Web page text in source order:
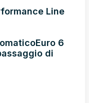
Line
Euro 6
di